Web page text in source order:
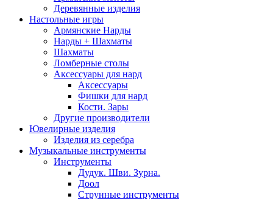
Деревянные изделия
Настольные игры
Армянские Нарды
Нарды + Шахматы
Шахматы
Ломберные столы
Аксессуары для нард
Аксессуары
Фишки для нард
Кости. Зары
Другие производители
Ювелирные изделия
Изделия из серебра
Музыкальные инструменты
Инструменты
Дудук. Шви. Зурна.
Доол
Струнные инструменты